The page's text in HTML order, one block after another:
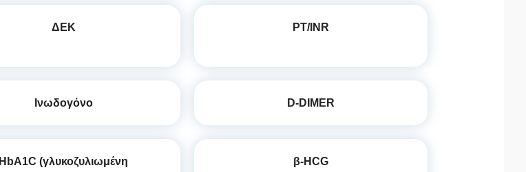
ΔΕΚ PT/INR
Ινωδογόνο D-DIMER
HbA1C (γλυκοζυλιωμένη
β-HCG